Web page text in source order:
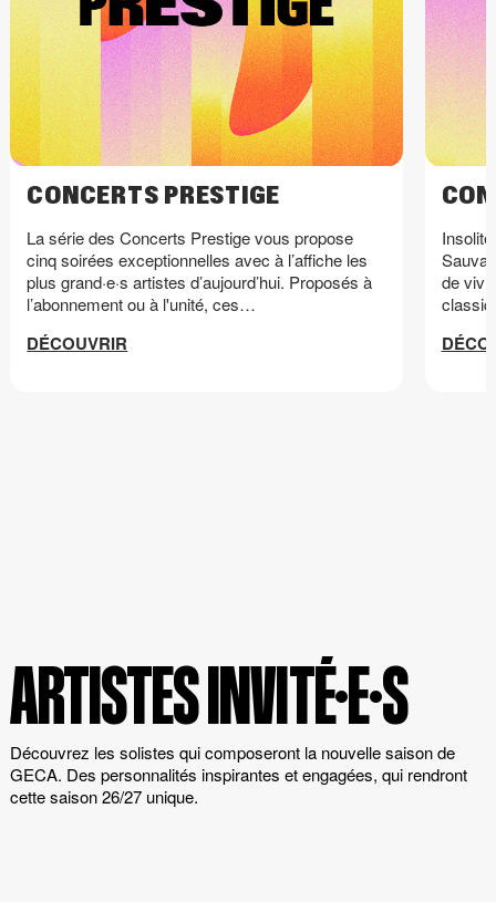
CONCERTS PRESTIGE
La série des Concerts Prestige vous propose
cinq soirées exceptionnelles avec à l’affiche les
plus grand·e·s artistes d’aujourd’hui. Proposés à
l’abonnement ou à l'unité, ces…
DÉCOUVRIR
de
ARTISTES INVITÉ·E·S
Découvrez les solistes qui composeront la nouvelle saison de
GECA. Des personnalités inspirantes et engagées, qui rendront
cette saison 26/27 unique.